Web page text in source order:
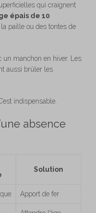
qui craignent
épais de 10
la paille ou des tontes de
un manchon en hiver. Les
aussi brûler les
C’est indispensable.
absence
Solution
Apport de fer